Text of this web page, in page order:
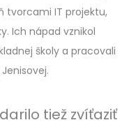
tvorcami IT projektu,
Ich nápad vznikol
školy a pracovali
tiež zvíťaziť